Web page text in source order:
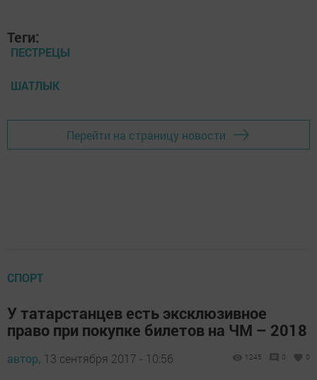
Теги:
ПЕСТРЕЦЫ
ШАТЛЫК
Перейти на страницу новости
СПОРТ
У татарстанцев есть эксклюзивное
право при покупке билетов на ЧМ – 2018
автор, 13 сентября 2017 - 10:56 1245 0 0